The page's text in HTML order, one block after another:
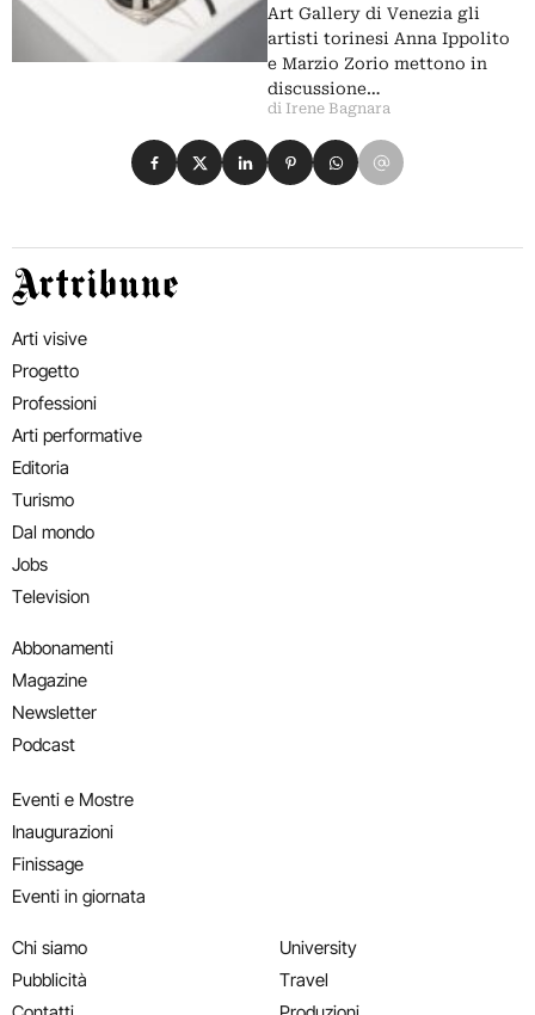
Art Gallery di Venezia gli
artisti torinesi Anna Ippolito
e Marzio Zorio mettono in
discussione…
di Irene Bagnara
Condividi su Facebook
Condividi su X
Condividi su LinkedIn
Condividi su Pinterest
Condividi su WhatsApp
Condividi su Email
Artribune
Arti visive
Progetto
Professioni
Arti performative
Editoria
Turismo
Dal mondo
Jobs
Television
Abbonamenti
Magazine
Newsletter
Podcast
Eventi e Mostre
Inaugurazioni
Finissage
Eventi in giornata
Chi siamo
Pubblicità
University
Travel